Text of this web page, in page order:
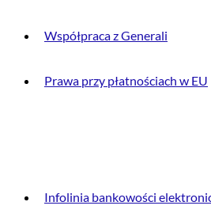
Współpraca z Generali
Prawa przy płatnościach w EU
Infolinia bankowości